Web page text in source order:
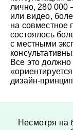
лично, 280 000
или видео,
на совместное
состоялось
с местными
Все это
дизайн-
Несмотря на